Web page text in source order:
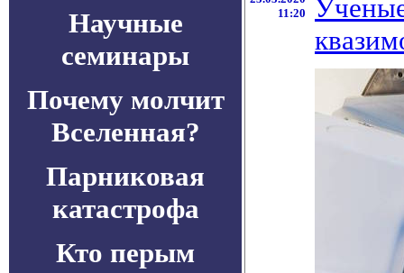
Научные
семинары
Почему молчит
Вселенная?
Парниковая
катастрофа
Кто перым
11:20